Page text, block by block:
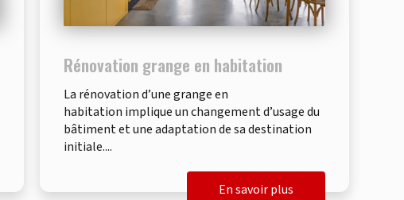
Rénovation grange en habitation
La rénovation d’une grange en
habitation implique un changement d’usage du
bâtiment et une adaptation de sa destination
initiale....
En savoir plus